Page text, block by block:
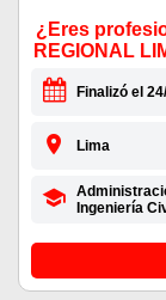
¿Eres
REGIONAL
Finalizó el
Lima
Ingeniería